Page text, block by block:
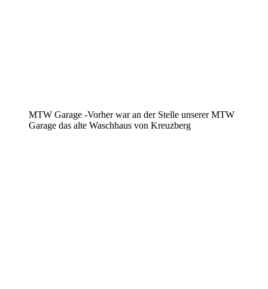
MTW Garage -Vorher war an der Stelle unserer MTW
Garage das alte Waschhaus von Kreuzberg